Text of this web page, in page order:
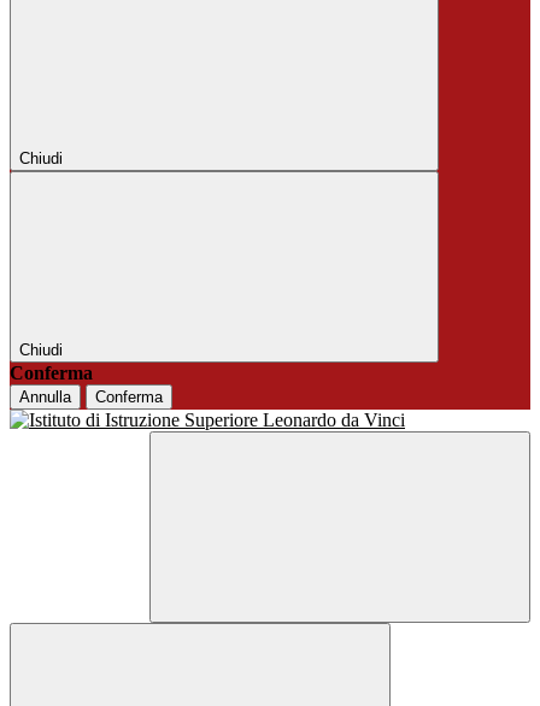
Chiudi
Chiudi
Conferma
Annulla Conferma